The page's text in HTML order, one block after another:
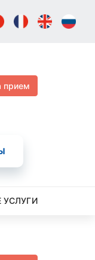
прием
УСЛУГИ